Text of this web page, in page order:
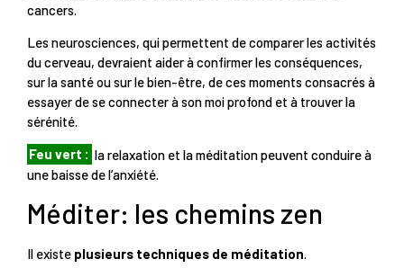
cancers.
Les neurosciences, qui permettent de comparer les activités
du cerveau, devraient aider à confirmer les conséquences,
sur la santé ou sur le bien-être, de ces moments consacrés à
essayer de se connecter à son moi profond et à trouver la
sérénité.
Feu vert : la relaxation et la méditation peuvent conduire à
une baisse de l’anxiété.
Méditer: les chemins zen
Il existe plusieurs techniques de méditation.